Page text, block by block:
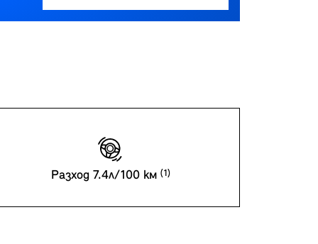
Разход 7.4л/100 км